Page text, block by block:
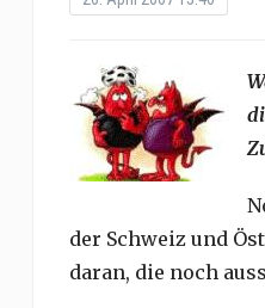
der Schweiz und
daran, die noch